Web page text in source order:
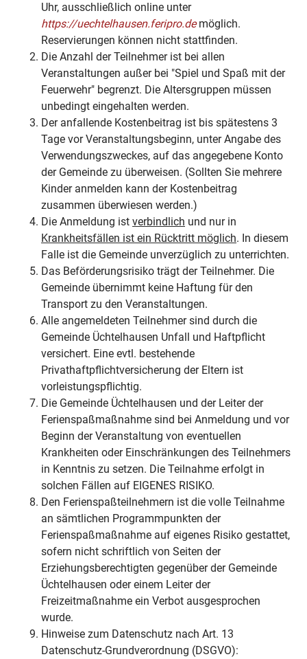
Uhr, ausschließlich online unter
https://uechtelhausen.feripro.demöglich.
Reservierungen können nicht stattfinden.
Die Anzahl der Teilnehmer ist bei allen
Veranstaltungen außer bei "Spiel und Spaß mit der
Feuerwehr" begrenzt. Die Altersgruppen müssen
unbedingt eingehalten werden.
Der anfallende Kostenbeitrag ist bis spätestens 3
Tage vor Veranstaltungsbeginn, unter Angabe des
Verwendungszweckes, auf das angegebene Konto
der Gemeinde zu überweisen. (Sollten Sie mehrere
Kinder anmelden kann der Kostenbeitrag
zusammen überwiesen werden.)
Die Anmeldung ist verbindlich und nur in
Krankheitsfällen ist ein Rücktritt möglich. In diesem
Falle ist die Gemeinde unverzüglich zu unterrichten.
Das Beförderungsrisiko trägt der Teilnehmer. Die
Gemeinde übernimmt keine Haftung für den
Transport zu den Veranstaltungen.
Alle angemeldeten Teilnehmer sind durch die
Gemeinde Üchtelhausen Unfall und Haftpflicht
versichert. Eine evtl. bestehende
Privathaftpflichtversicherung der Eltern ist
vorleistungspflichtig.
Die Gemeinde Üchtelhausen und der Leiter der
Ferienspaßmaßnahme sind bei Anmeldung und vor
Beginn der Veranstaltung von eventuellen
Krankheiten oder Einschränkungen des Teilnehmers
in Kenntnis zu setzen. Die Teilnahme erfolgt in
solchen Fällen auf EIGENES RISIKO.
Den Ferienspaßteilnehmern ist die volle Teilnahme
an sämtlichen Programmpunkten der
Ferienspaßmaßnahme auf eigenes Risiko gestattet,
sofern nicht schriftlich von Seiten der
Erziehungsberechtigten gegenüber der Gemeinde
Üchtelhausen oder einem Leiter der
Freizeitmaßnahme ein Verbot ausgesprochen
wurde.
Hinweise zum Datenschutz nach Art. 13
Datenschutz-Grundverordnung (DSGVO):